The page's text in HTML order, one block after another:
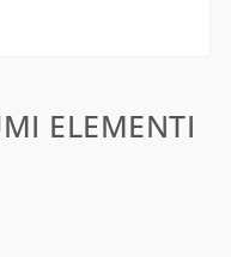
ELEMENTI